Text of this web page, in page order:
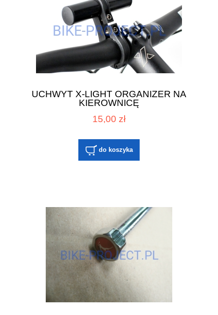
UCHWYT X-LIGHT ORGANIZER NA
KIEROWNICĘ
15,00 zł
do koszyka